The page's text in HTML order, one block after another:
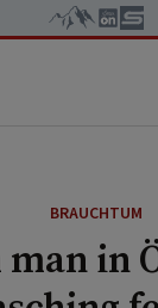
BRAUCHTUM
in